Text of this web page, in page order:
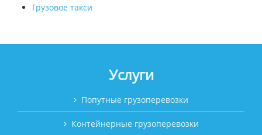
Грузовое такси
Услуги
Попутные грузоперевозки
Контейнерные грузоперевозки